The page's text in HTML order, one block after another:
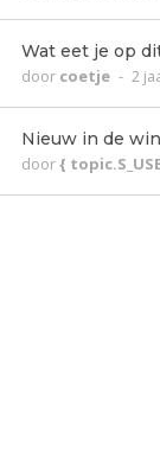
Wat eet je op
door coetje - 2
Nieuw in de
door{